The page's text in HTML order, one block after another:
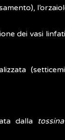
dei vasi
dalla